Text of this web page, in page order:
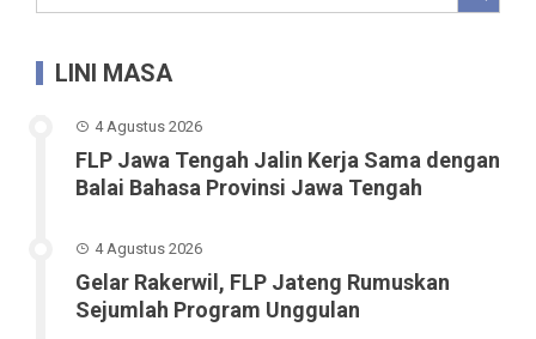
LINI MASA
4 Agustus 2026
FLP Jawa Tengah Jalin Kerja Sama dengan
Balai Bahasa Provinsi Jawa Tengah
4 Agustus 2026
Gelar Rakerwil, FLP Jateng Rumuskan
Sejumlah Program Unggulan